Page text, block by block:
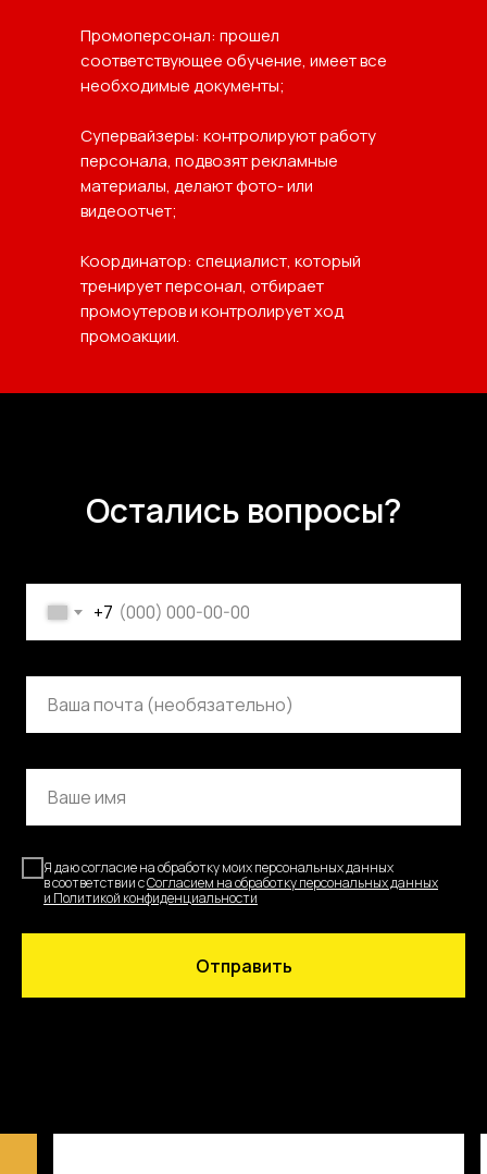
Промоперсонал: прошел
соответствующее обучение, имеет все
необходимые документы;
Супервайзеры: контролируют работу
персонала, подвозят рекламные
материалы, делают фото- или
видеоотчет;
Координатор: специалист, который
тренирует персонал, отбирает
промоутеров и контролирует ход
промоакции.
Остались вопросы?
+7
Я даю согласие на обработку моих персональных данных
в соответствии сСогласием на обработку персональных данных
и Политикой конфиденциальности
Отправить